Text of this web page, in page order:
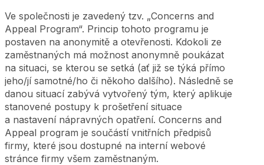
Ve společnosti je zavedený tzv. „Concerns and
Appeal Program“. Princip tohoto programu je
postaven na anonymitě a otevřenosti. Kdokoli ze
zaměstnaných má možnost anonymně poukázat
na situaci, se kterou se setká (ať již se týká přímo
jeho/jí samotné/ho či někoho dalšího). Následně se
danou situací zabývá vytvořený tým, který aplikuje
stanovené postupy k prošetření situace
a nastavení nápravných opatření. Concerns and
Appeal program je součástí vnitřních předpisů
firmy, které jsou dostupné na interní webové
stránce firmy všem zaměstnaným.